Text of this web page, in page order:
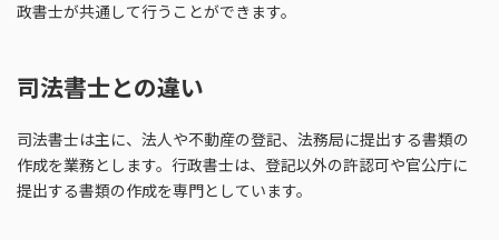
政書士が共通して行うことができます。
司法書士との違い
司法書士は主に、法人や不動産の登記、法務局に提出する書類の
作成を業務とします。行政書士は、登記以外の許認可や官公庁に
提出する書類の作成を専門としています。